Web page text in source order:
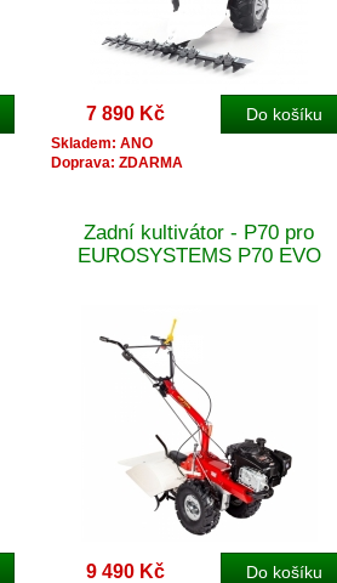
7 890 Kč
Skladem: ANO
Doprava: ZDARMA
Zadní kultivátor - P70 pro
EUROSYSTEMS P70 EVO
9 490 Kč